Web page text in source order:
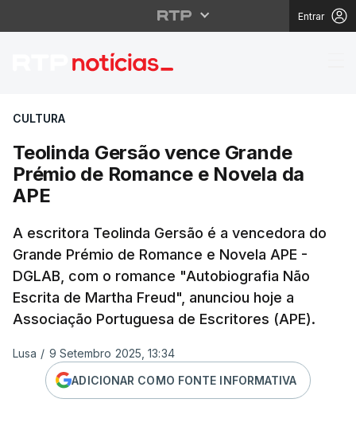
Entrar
Teolinda Gersão
CULTURA
Teolinda Gersão vence Grande
Prémio de Romance e Novela da
APE
A escritora Teolinda Gersão é a vencedora do
Grande Prémio de Romance e Novela APE -
DGLAB, com o romance "Autobiografia Não
Escrita de Martha Freud", anunciou hoje a
Associação Portuguesa de Escritores (APE).
Lusa / 9 Setembro 2025, 13:34
ADICIONAR COMO FONTE INFORMATIVA